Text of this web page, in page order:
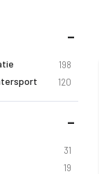
198
120
31
19